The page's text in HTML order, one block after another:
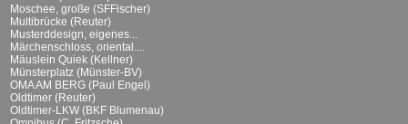
Moschee, große (SFFischer)
Multibrücke (Reuter)
Musterddesign, eigenes...
Märchenschloss, oriental....
Mäuslein Quiek (Kellner)
Münsterplatz (Münster-BV)
OMA AM BERG (Paul Engel)
Oldtimer (Reuter)
Oldtimer-LKW (BKF Blumenau)